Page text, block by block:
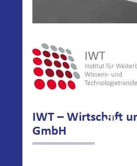
IWT – Wirtschaft
GmbH